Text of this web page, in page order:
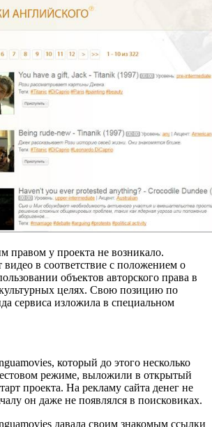
правом у проекта не возникало.
видео в соответствие с положением о
объектов авторского права в
целях. Свою позицию по
сервиса изложила в специальном
который до этого несколько
режиме, выложили в открытый
проекта. На рекламу сайта денег не
он даже не появлялся в поисковиках.
давала своим знакомым ссылки